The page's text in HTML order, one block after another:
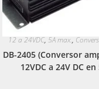
12 a 24VDC,5A max.,
DB-2405 (Conversor
12VDC a 24V DC